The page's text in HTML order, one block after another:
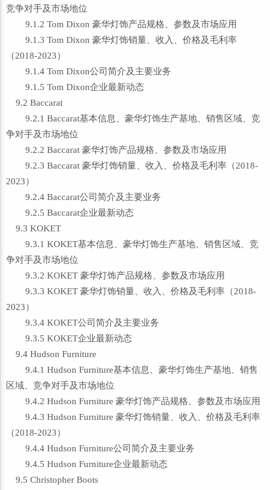
竞争对手及市场地位
9.1.2 Tom Dixon 豪华灯饰产品规格、参数及市场应用
9.1.3 Tom Dixon 豪华灯饰销量、收入、价格及毛利率
（2018-2023）
9.1.4 Tom Dixon公司简介及主要业务
9.1.5 Tom Dixon企业最新动态
9.2 Baccarat
9.2.1 Baccarat基本信息、豪华灯饰生产基地、销售区域、竞
争对手及市场地位
9.2.2 Baccarat 豪华灯饰产品规格、参数及市场应用
9.2.3 Baccarat 豪华灯饰销量、收入、价格及毛利率（2018-
2023）
9.2.4 Baccarat公司简介及主要业务
9.2.5 Baccarat企业最新动态
9.3 KOKET
9.3.1 KOKET基本信息、豪华灯饰生产基地、销售区域、竞
争对手及市场地位
9.3.2 KOKET 豪华灯饰产品规格、参数及市场应用
9.3.3 KOKET 豪华灯饰销量、收入、价格及毛利率（2018-
2023）
9.3.4 KOKET公司简介及主要业务
9.3.5 KOKET企业最新动态
9.4 Hudson Furniture
9.4.1 Hudson Furniture基本信息、豪华灯饰生产基地、销售
区域、竞争对手及市场地位
9.4.2 Hudson Furniture 豪华灯饰产品规格、参数及市场应用
9.4.3 Hudson Furniture 豪华灯饰销量、收入、价格及毛利率
（2018-2023）
9.4.4 Hudson Furniture公司简介及主要业务
9.4.5 Hudson Furniture企业最新动态
9.5 Christopher Boots